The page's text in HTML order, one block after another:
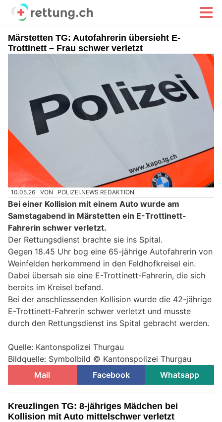
Märstetten TG: Autofahrerin übersieht E-
Trottinett – Frau schwer verletzt
10.05.26 VON POLIZEI.NEWS REDAKTION
Bei einer Kollision mit einem Auto wurde am
Samstagabend in Märstetten ein E-Trottinett-
Fahrerin schwer verletzt.
Der Rettungsdienst brachte sie ins Spital.
Gegen 18.45 Uhr bog eine 65-jährige Autofahrerin von
Weinfelden herkommend in den Feldhofkreisel ein.
Dabei übersah sie eine E-Trottinett-Fahrerin, die sich
bereits im Kreisel befand.
Bei der anschliessenden Kollision wurde die 42-jährige
E-Trottinett-Fahrerin schwer verletzt und musste
durch den Rettungsdienst ins Spital gebracht werden.
Quelle: Kantonspolizei Thurgau
Bildquelle: Symbolbild © Kantonspolizei Thurgau
Mail
Facebook Whatsapp
Kreuzlingen TG: 8-jähriges Mädchen bei
Kollision mit Auto mittelschwer verletzt